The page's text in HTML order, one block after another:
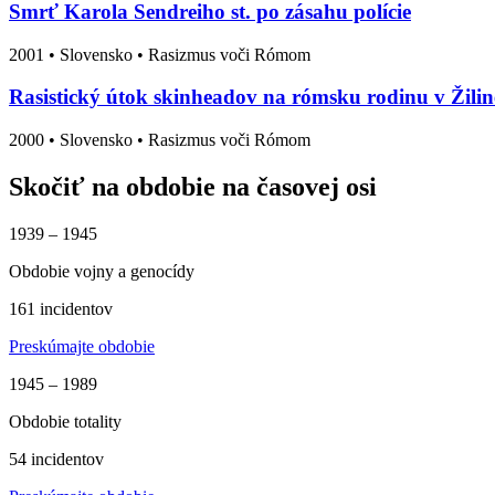
Smrť Karola Sendreiho st. po zásahu polície
2001 • Slovensko • Rasizmus voči Rómom
Rasistický útok skinheadov na rómsku rodinu v
2000 • Slovensko • Rasizmus voči Rómom
Skočiť na obdobie na časovej osi
1939 – 1945
Obdobie vojny a genocídy
161 incidentov
Preskúmajte obdobie
1945 – 1989
Obdobie totality
54 incidentov